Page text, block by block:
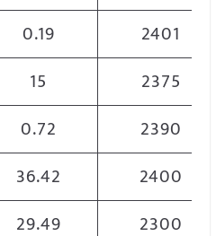
0.19
2401
15
2375
0.72
2390
36.42
2400
29.49
2300